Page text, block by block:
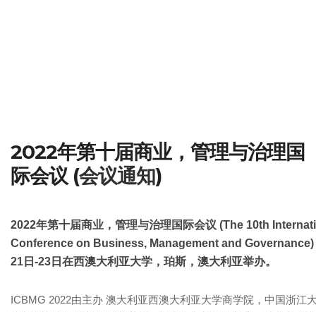
2022年第十届商业，管理与治理国
际会议 (会议通知)
2022年第十届商业，管理与治理国际会议 (The 10th
Conference on Business, Management and Governance)
21日-23日在西澳大利亚大学，珀斯，澳大利亚举办。
ICBMG 2022由主办 澳大利亚西澳大利亚大学商学院，中国浙江